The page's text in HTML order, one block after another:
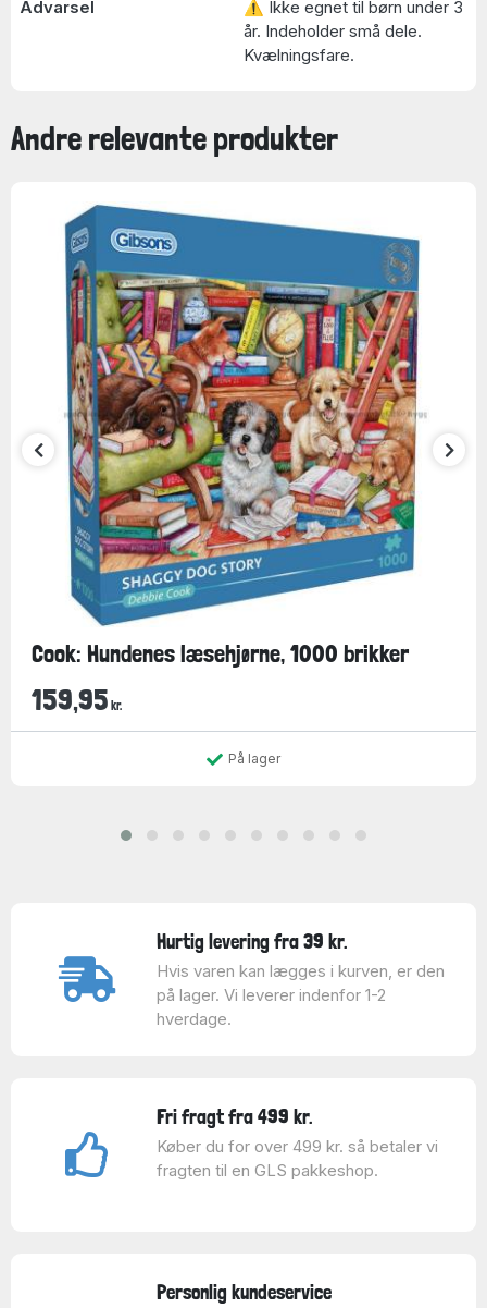
Advarsel
⚠ Ikke egnet til børn under 3
år. Indeholder små dele.
Kvælningsfare.
Andre relevante produkter
Cook: Hundenes læsehjørne, 1000 brikker
159,95 kr.
På lager
Hurtig levering fra 39 kr.
Hvis varen kan lægges i kurven, er den
på lager. Vi leverer indenfor 1-2
hverdage.
Fri fragt fra 499 kr.
Køber du for over 499 kr. så betaler vi
fragten til en GLS pakkeshop.
Personlig kundeservice